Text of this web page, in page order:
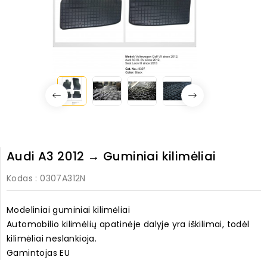
Audi A3 2012 → Guminiai kilimėliai
Kodas : 0307A312N
Modeliniai guminiai kilimėliai
Automobilio kilimėlių apatinėje dalyje yra iškilimai, todėl
kilimėliai neslankioja.
Gamintojas EU